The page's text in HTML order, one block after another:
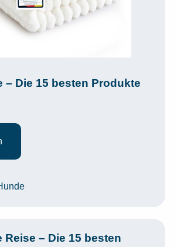
– Die 15 besten Produkte
Reise – Die 15 besten